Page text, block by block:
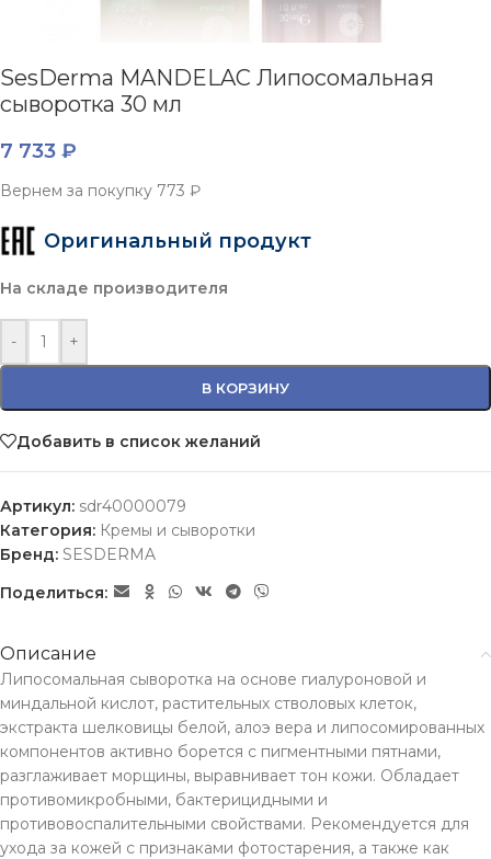
SesDerma MANDELAC Липосомальная
сыворотка 30 мл
7 733 ₽
Вернем за покупку 773 ₽
Оригинальный продукт
На складе производителя
- +
В КОРЗИНУ
Добавить в список желаний
Артикул: sdr40000079
Категория: Кремы и сыворотки
Бренд: SESDERMA
Поделиться:
Описание
Липосомальная сыворотка на основе гиалуроновой и
миндальной кислот, растительных стволовых клеток,
экстракта шелковицы белой, алоэ вера и липосомированных
компонентов активно борется с пигментными пятнами,
разглаживает морщины, выравнивает тон кожи. Обладает
противомикробными, бактерицидными и
противовоспалительными свойствами. Рекомендуется для
ухода за кожей с признаками фотостарения, а также как